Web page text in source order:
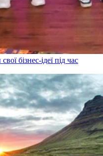
бізнес-ідеї під час